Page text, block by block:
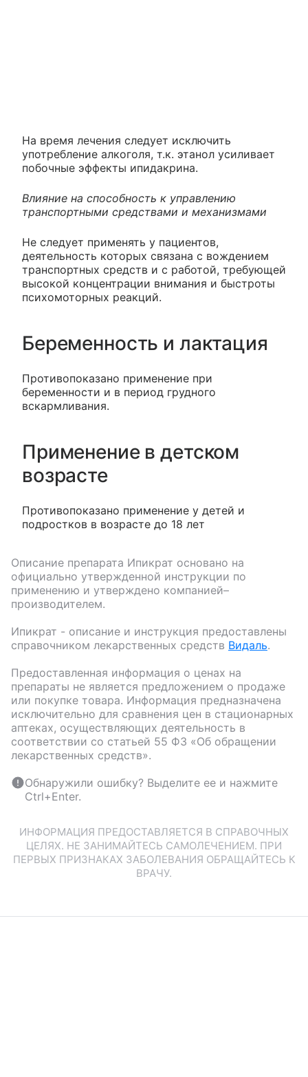
На время лечения следует исключить
употребление алкоголя, т.к. этанол усиливает
побочные эффекты ипидакрина.
Влияние на способность к управлению
транспортными средствами и механизмами
Не следует применять у пациентов,
деятельность которых связана с вождением
транспортных средств и с работой, требующей
высокой концентрации внимания и быстроты
психомоторных реакций.
Беременность и лактация
Противопоказано применение при
беременности и в период грудного
вскармливания.
Применение в детском
возрасте
Противопоказано применение у детей и
подростков в возрасте до 18 лет
Описание препарата Ипикрат основано на
официально утвержденной инструкции по
применению и утверждено компанией–
производителем.
Ипикрат - описание и инструкция предоставлены
справочником лекарственных средств Видаль.
Предоставленная информация о ценах на
препараты не является предложением о продаже
или покупке товара. Информация предназначена
исключительно для сравнения цен в стационарных
аптеках, осуществляющих деятельность в
соответствии со статьей 55 ФЗ «Об обращении
лекарственных средств».
Обнаружили ошибку? Выделите ее и нажмите
Ctrl+Enter.
ИНФОРМАЦИЯ ПРЕДОСТАВЛЯЕТСЯ В СПРАВОЧНЫХ
ЦЕЛЯХ. НЕ ЗАНИМАЙТЕСЬ САМОЛЕЧЕНИЕМ. ПРИ
ПЕРВЫХ ПРИЗНАКАХ ЗАБОЛЕВАНИЯ ОБРАЩАЙТЕСЬ К
ВРАЧУ.